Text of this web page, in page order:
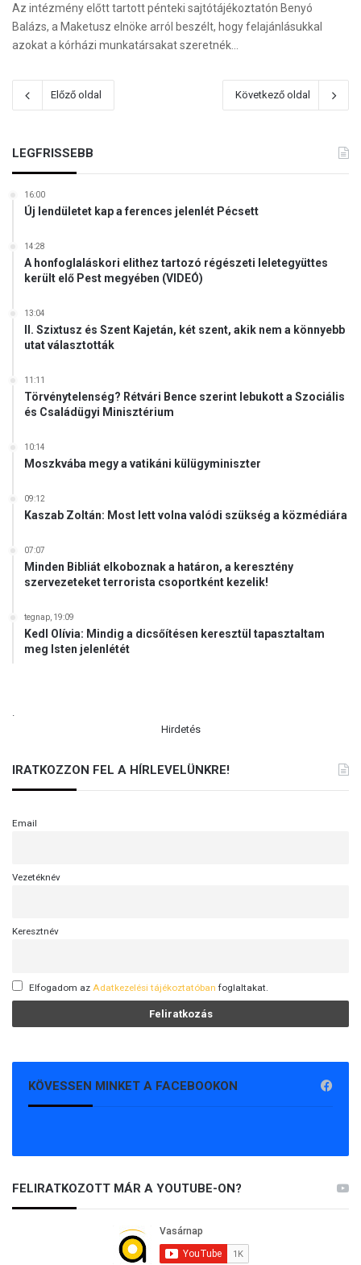
Az intézmény előtt tartott pénteki sajtótájékoztatón Benyó
Balázs, a Maketusz elnöke arról beszélt, hogy felajánlásukkal
azokat a kórházi munkatársakat szeretnék…
Előző oldal Következő oldal
LEGFRISSEBB
16:00
Új lendületet kap a ferences jelenlét Pécsett
14:28
A honfoglaláskori elithez tartozó régészeti leletegyüttes
került elő Pest megyében (VIDEÓ)
13:04
II. Szixtusz és Szent Kajetán, két szent, akik nem a könnyebb
utat választották
11:11
Törvénytelenség? Rétvári Bence szerint lebukott a Szociális
és Családügyi Minisztérium
10:14
Moszkvába megy a vatikáni külügyminiszter
09:12
Kaszab Zoltán: Most lett volna valódi szükség a közmédiára
07:07
Minden Bibliát elkoboznak a határon, a keresztény
szervezeteket terrorista csoportként kezelik!
tegnap, 19:09
Kedl Olívia: Mindig a dicsőítésen keresztül tapasztaltam
meg Isten jelenlétét
Hirdetés
IRATKOZZON FEL A HÍRLEVELÜNKRE!
Email
Vezetéknév
Keresztnév
Elfogadom az Adatkezelési tájékoztatóban foglaltakat.
KÖVESSEN MINKET A FACEBOOKON
FELIRATKOZOTT MÁR A YOUTUBE-ON?